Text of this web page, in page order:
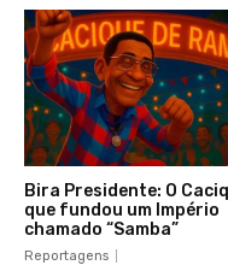
Bira Presidente: O
que fundou um Império
chamado “Samba”
Reportagens